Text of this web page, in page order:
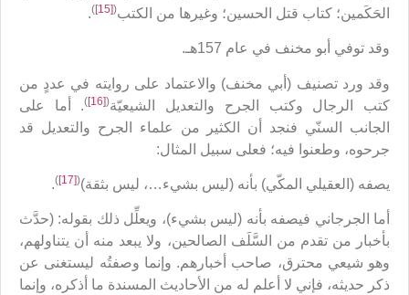
الحَكَمين؛ كتاب قتل الحسين؛ وغيرها من الكتب(
[15]
)
.
وقد توفي أبو مخنف في عام 157هـ.
وقد ورد تصنيف (أبي مخنف) والاعتماد على روايته في عددٍ من
كتب الرجال وكتب الجرح والتعديل الشيعيّة(
[16]
). أما على
الجانب السنّي فنجد أن الكثير من علماء الجرح والتعديل قد
جرحوه، وطعنوا فيه؛ فعلى سبيل المثال:
يصفه (العقيلي المكّي) بأنه (ليس بشيء…، ليس بثقة)(
[17]
)
.
أما الجرجاني فيصفه بأنه (ليس بشيء)، ويعلِّل ذلك بقوله: (حدَّث
بأخبار من تقدم من السَّلَف الصالحين، ولا يبعد منه أن يتناولهم،
وهو شيعي محترق، صاحب أخبارهم. وإنما وصفتُه ليستغنى عن
ذكر حديثه، فإني لا أعلم له من الأحاديث المسندة ما أذكره، وإنما